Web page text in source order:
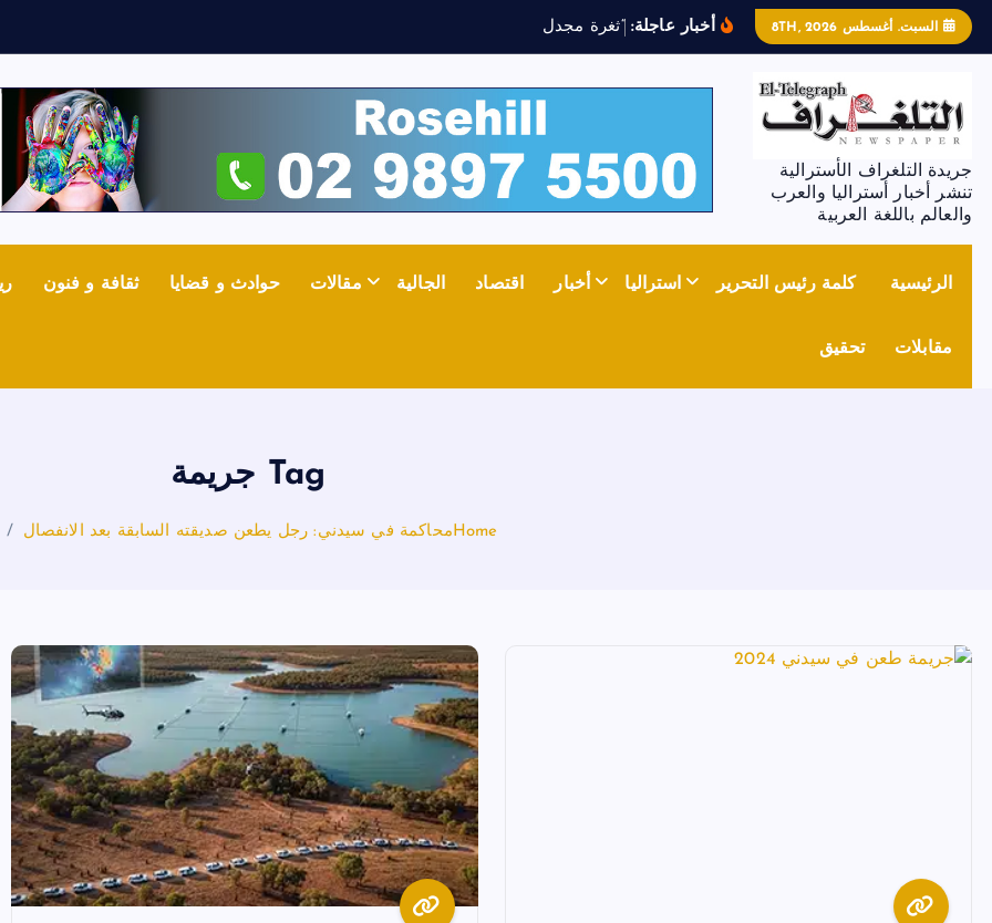
السبت. أغسطس 8TH, 2026 أخبار عاجلة: “ثغر ة مجدل
جريدة التلغراف الأسترالية
تنشر أخبار أستراليا والعرب
والعالم باللغة العربية
الرئيسية كلمة رئيس التحرير استراليا أخبار اقتصاد الجالية مقالات حوادث و قضايا ثقافة و فنون
مقابلات تحقيق
Tag جريمة
Homeمحاكمة في سيدني: رجل يطعن صديقته السابقة بعد الانفصال